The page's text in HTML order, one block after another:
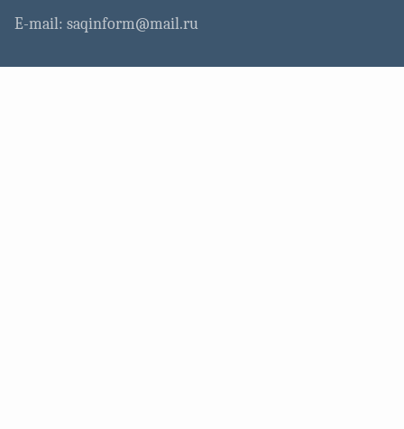
E-mail: saqinform@mail.ru